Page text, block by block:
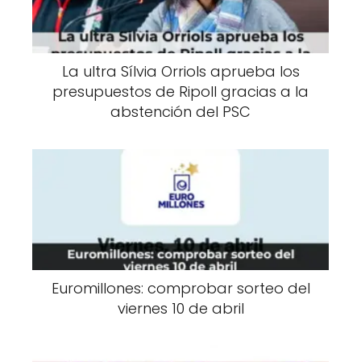
La ultra Sílvia Orriols aprueba los
presupuestos de Ripoll gracias a la
abstención del PSC
Euromillones: comprobar sorteo del
viernes 10 de abril